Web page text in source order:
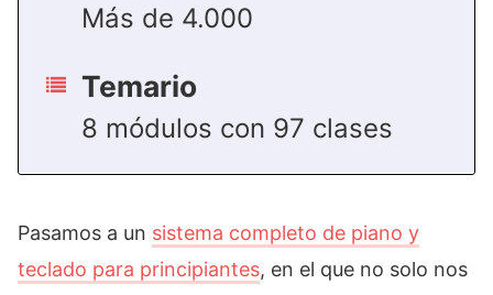
Más de 4.000
Temario
8 módulos con 97 clases
Pasamos a un sistema completo de piano y
teclado para principiantes, en el que no solo nos